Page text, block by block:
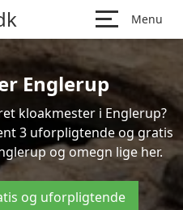
Menu
Englerup
kloakmester i Englerup?
3 uforpligtende og gratis
og omegn lige her.
og uforpligtende